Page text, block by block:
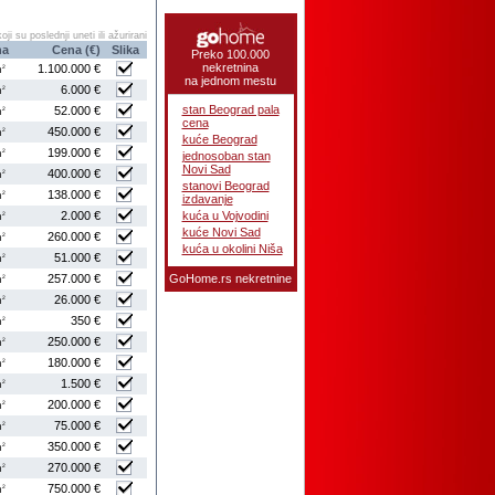
su poslednji uneti ili ažurirani
Cena (€)
Slika
2
1.100.000 €
2
6.000 €
2
52.000 €
2
450.000 €
2
199.000 €
2
400.000 €
2
138.000 €
2
2.000 €
2
260.000 €
2
51.000 €
2
257.000 €
2
26.000 €
2
350 €
2
250.000 €
2
180.000 €
2
1.500 €
2
200.000 €
2
75.000 €
2
350.000 €
2
270.000 €
2 750.000 €
Preko 100.000
nekretnina
na jednom mestu
stan Beograd pala
cena
kuće Beograd
jednosoban stan
Novi Sad
stanovi Beograd
izdavanje
kuća u Vojvodini
kuće Novi Sad
kuća u okolini Niša
GoHome.rs nekretnine